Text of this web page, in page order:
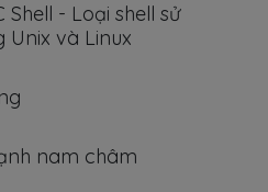
Shell - Loại shell sử
và Linux
nam châm